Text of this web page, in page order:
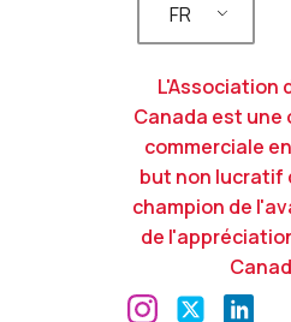
FR
L'Association
Canada est
commerciale
but non lucratif
champion de
de